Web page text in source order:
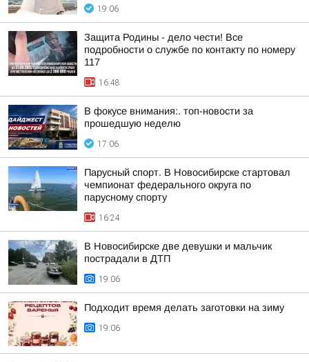
19:06
Защита Родины - дело чести! Все
подробности о службе по контакту по номеру
117
16:48
В фокусе внимания:. топ-новости за
прошедшую неделю
17:06
Парусный спорт. В Новосибирске стартовал
чемпионат федерального округа по
парусному спорту
16:24
В Новосибирске две девушки и мальчик
пострадали в ДТП
19:06
Подходит время делать заготовки на зиму
19:06